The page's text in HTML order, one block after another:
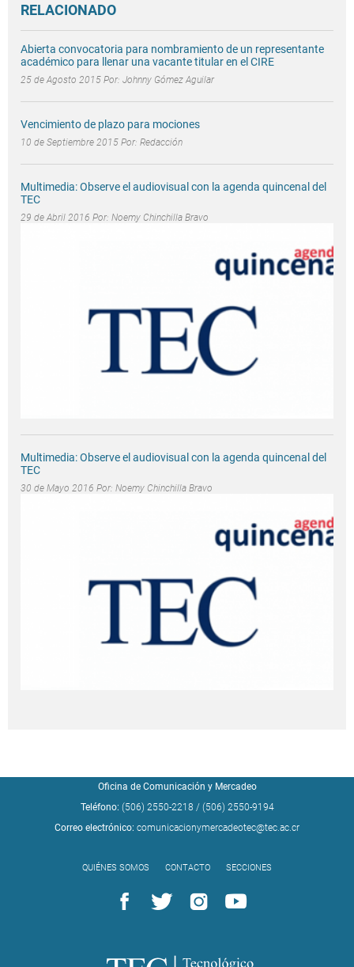
RELACIONADO
Abierta convocatoria para nombramiento de un representante
académico para llenar una vacante titular en el CIRE
25 de Agosto 2015 Por: Johnny Gómez Aguilar
Vencimiento de plazo para mociones
10 de Septiembre 2015 Por: Redacción
Multimedia: Observe el audiovisual con la agenda quincenal del
TEC
29 de Abril 2016 Por: Noemy Chinchilla Bravo
Multimedia: Observe el audiovisual con la agenda quincenal del
TEC
30 de Mayo 2016 Por: Noemy Chinchilla Bravo
Oficina de Comunicación y Mercadeo
Teléfono: (506) 2550-2218 / (506) 2550-9194
Correo electrónico: comunicacionymercadeotec@tec.ac.cr
QUIÉNES SOMOS CONTACTO SECCIONES